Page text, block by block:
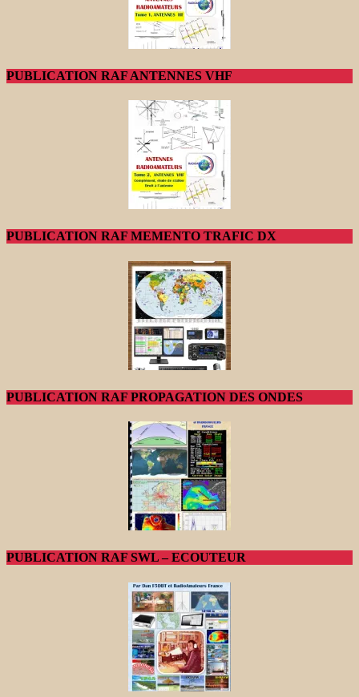
PUBLICATION RAF ANTENNES VHF
PUBLICATION RAF MEMENTO TRAFIC DX
PUBLICATION RAF PROPAGATION DES ONDES
PUBLICATION RAF SWL – ECOUTEUR